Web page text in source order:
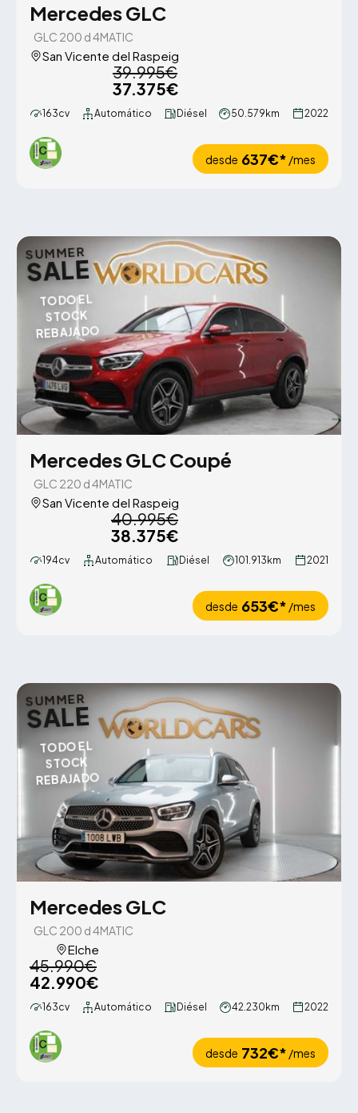
Mercedes GLC
GLC 200 d 4MATIC
San Vicente del Raspeig
39.995€
37.375€
163cv Automático Diésel 50.579km 2022
desde 637€* /mes
SUMMER
SALE
TODO EL
STOCK
REBAJADO
Mercedes GLC Coupé
GLC 220 d 4MATIC
San Vicente del Raspeig
40.995€
38.375€
194cv Automático Diésel 101.913km 2021
desde 653€* /mes
SUMMER
SALE
TODO EL
STOCK
REBAJADO
Mercedes GLC
GLC 200 d 4MATIC
Elche
45.990€
42.990€
163cv Automático Diésel 42.230km 2022
desde 732€* /mes